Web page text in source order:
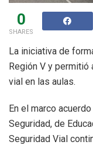
0
SHARES
La iniciativa de
Región V y
vial en las aulas.
En el marco
Seguridad, de
Seguridad Vial